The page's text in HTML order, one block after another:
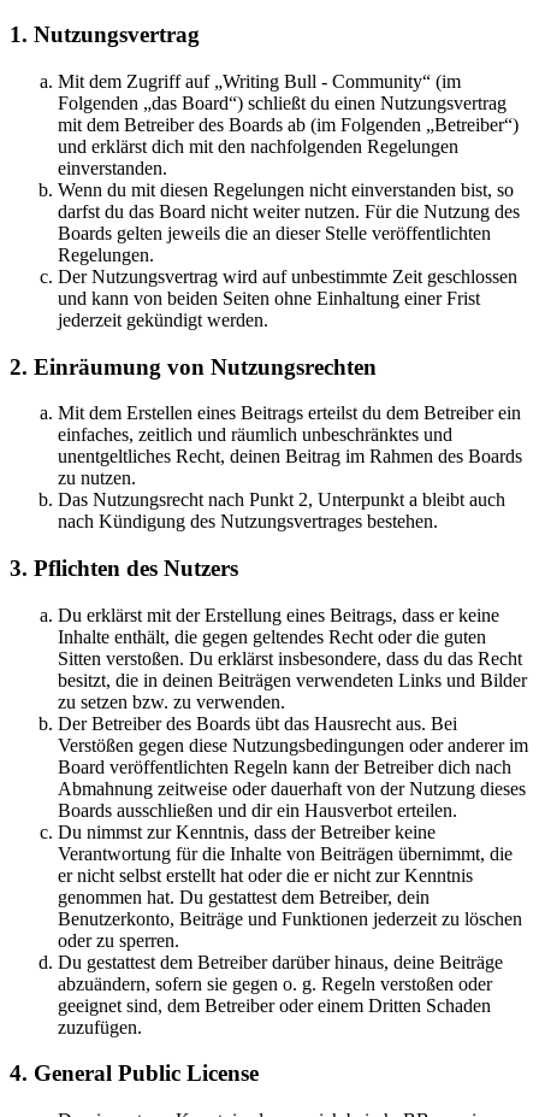
1. Nutzungsvertrag
Mit dem Zugriff auf „Writing Bull - Community“ (im
Folgenden „das Board“) schließt du einen Nutzungsvertrag
mit dem Betreiber des Boards ab (im Folgenden „Betreiber“)
und erklärst dich mit den nachfolgenden Regelungen
einverstanden.
Wenn du mit diesen Regelungen nicht einverstanden bist, so
darfst du das Board nicht weiter nutzen. Für die Nutzung des
Boards gelten jeweils die an dieser Stelle veröffentlichten
Regelungen.
Der Nutzungsvertrag wird auf unbestimmte Zeit geschlossen
und kann von beiden Seiten ohne Einhaltung einer Frist
jederzeit gekündigt werden.
2. Einräumung von Nutzungsrechten
Mit dem Erstellen eines Beitrags erteilst du dem Betreiber ein
einfaches, zeitlich und räumlich unbeschränktes und
unentgeltliches Recht, deinen Beitrag im Rahmen des Boards
zu nutzen.
Das Nutzungsrecht nach Punkt 2, Unterpunkt a bleibt auch
nach Kündigung des Nutzungsvertrages bestehen.
3. Pflichten des Nutzers
Du erklärst mit der Erstellung eines Beitrags, dass er keine
Inhalte enthält, die gegen geltendes Recht oder die guten
Sitten verstoßen. Du erklärst insbesondere, dass du das Recht
besitzt, die in deinen Beiträgen verwendeten Links und Bilder
zu setzen bzw. zu verwenden.
Der Betreiber des Boards übt das Hausrecht aus. Bei
Verstößen gegen diese Nutzungsbedingungen oder anderer im
Board veröffentlichten Regeln kann der Betreiber dich nach
Abmahnung zeitweise oder dauerhaft von der Nutzung dieses
Boards ausschließen und dir ein Hausverbot erteilen.
Du nimmst zur Kenntnis, dass der Betreiber keine
Verantwortung für die Inhalte von Beiträgen übernimmt, die
er nicht selbst erstellt hat oder die er nicht zur Kenntnis
genommen hat. Du gestattest dem Betreiber, dein
Benutzerkonto, Beiträge und Funktionen jederzeit zu löschen
oder zu sperren.
Du gestattest dem Betreiber darüber hinaus, deine Beiträge
abzuändern, sofern sie gegen o. g. Regeln verstoßen oder
geeignet sind, dem Betreiber oder einem Dritten Schaden
zuzufügen.
4. General Public License